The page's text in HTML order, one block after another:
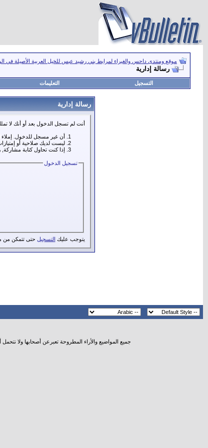
موقع ومنتدى داحس والغبراء لمرابط بني رشيد عبس للخيل العربية الأصيلة في
رسالة إدارية
التسجيل التعليمات
رسالة إدارية
أنت لم تسجل الدخول بعد أو أنك لا
أن غير مسجل للدخول.
ليست لديك صلاحية أو
إذا كنت تحاول كتابة
تسجيل الدخول
يتوجب عليك التسجيل حتى تتمكن من
جميع المواضيع والأراء المطروحة تعبرعن أصحابها ولا